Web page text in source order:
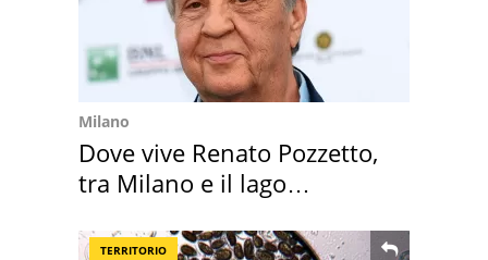
Milano
Dove vive Renato Pozzetto,
tra Milano e il lago
TERRITORIO